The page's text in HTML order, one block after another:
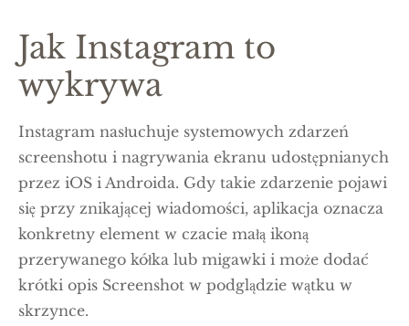
Jak Instagram to
wykrywa
Instagram nasłuchuje systemowych zdarzeń
screenshotu i nagrywania ekranu udostępnianych
przez iOS i Androida. Gdy takie zdarzenie pojawi
się przy znikającej wiadomości, aplikacja oznacza
konkretny element w czacie małą ikoną
przerywanego kółka lub migawki i może dodać
krótki opis Screenshot w podglądzie wątku w
skrzynce.